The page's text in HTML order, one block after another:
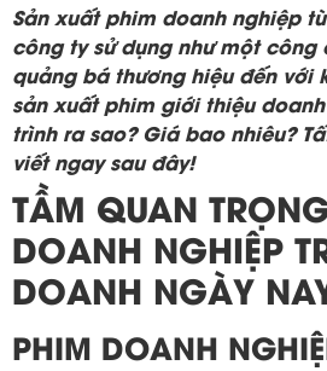
Sản xuất phim doanh nghiệp
công ty sử dụng như một công
quảng bá thương hiệu đến với
sản xuất phim giới thiệu
trình ra sao? Giá bao nhiêu?
viết ngay sau đây!
TẦM QUAN
DOANH NGHIỆP
DOANH NGÀY
PHIM DOANH